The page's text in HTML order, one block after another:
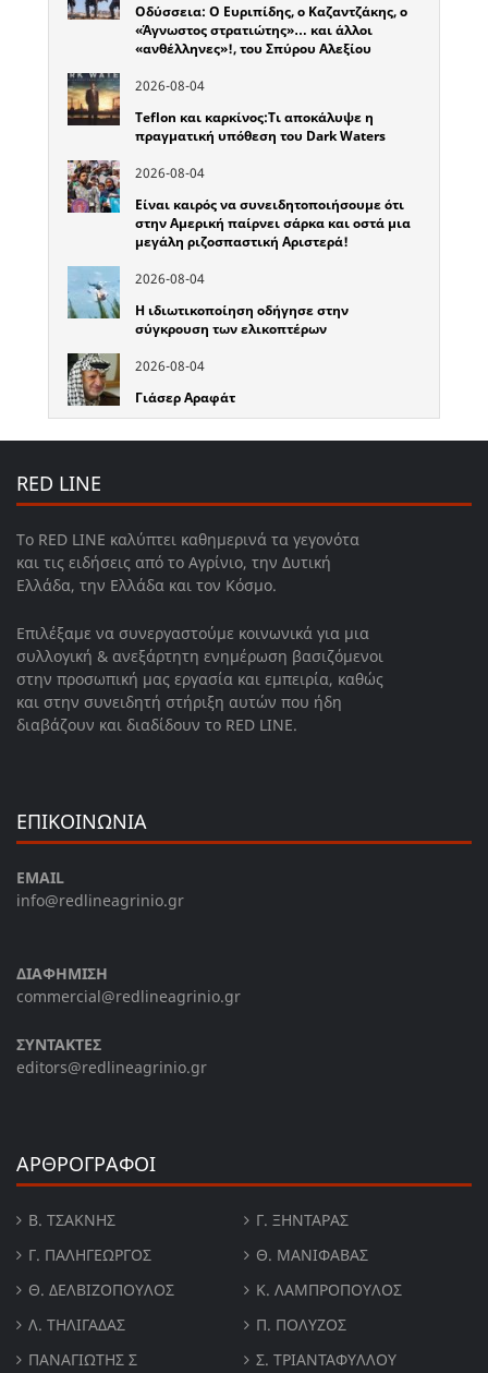
Οδύσσεια: Ο Ευριπίδης, ο Καζαντζάκης, ο
«Άγνωστος στρατιώτης»… και άλλοι
«ανθέλληνες»!, του Σπύρου Αλεξίου
2026-08-04
Teflon και καρκίνος:Τι αποκάλυψε η
πραγματική υπόθεση του Dark Waters
2026-08-04
Είναι καιρός να συνειδητοποιήσουμε ότι
στην Αμερική παίρνει σάρκα και οστά μια
μεγάλη ριζοσπαστική Αριστερά!
2026-08-04
Η ιδιωτικοποίηση οδήγησε στην
σύγκρουση των ελικοπτέρων
2026-08-04
Γιάσερ Αραφάτ
RED LINE
Το RED LINE καλύπτει καθημερινά τα γεγονότα
και τις ειδήσεις από το Αγρίνιο, την Δυτική
Ελλάδα, την Ελλάδα και τον Κόσμο.
Επιλέξαμε να συνεργαστούμε κοινωνικά για μια
συλλογική & ανεξάρτητη ενημέρωση βασιζόμενοι
στην προσωπική μας εργασία και εμπειρία, καθώς
και στην συνειδητή στήριξη αυτών που ήδη
διαβάζουν και διαδίδουν το RED LINE.
ΕΠΙΚΟΙΝΩΝΙΑ
EMAIL
info@redlineagrinio.gr
ΔΙΑΦΗΜΙΣΗ
commercial@redlineagrinio.gr
ΣΥΝΤΑΚΤΕΣ
editors@redlineagrinio.gr
ΑΡΘΡΟΓΡΑΦΟΙ
Β. ΤΣΆΚΝΗΣ
Γ. ΞΗΝΤΆΡΑΣ
Γ. ΠΑΛΗΓΕΏΡΓΟΣ
Θ. ΜΑΝΙΦΑΒΑΣ
Θ. ΔΕΛΒΙΖΌΠΟΥΛΟΣ
Κ. ΛΑΜΠΡΟΠΟΥΛΟΣ
Λ. ΤΗΛΙΓΑΔΑΣ
Π. ΠΟΛΎΖΟΣ
ΠΑΝΑΓΙΏΤΗΣ Σ
Σ. ΤΡΙΑΝΤΑΦΥΛΛΟΥ